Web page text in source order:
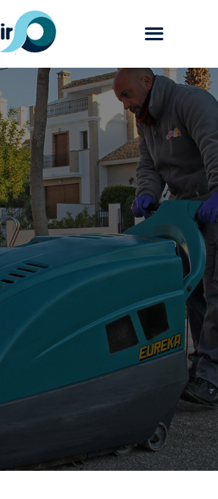
Atlantir
Servicios
Productos
Trabajos
Blog
Contacto